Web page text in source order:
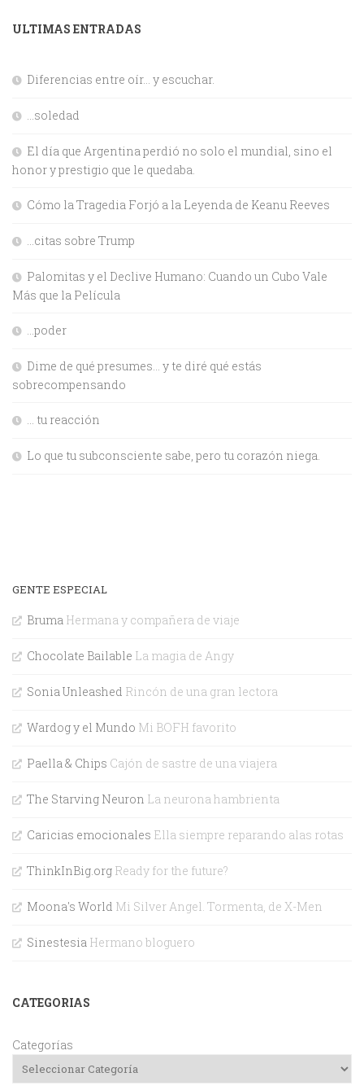
ULTIMAS ENTRADAS
Diferencias entre oír… y escuchar.
…soledad
El día que Argentina perdió no solo el mundial, sino el
honor y prestigio que le quedaba.
Cómo la Tragedia Forjó a la Leyenda de Keanu Reeves
…citas sobre Trump
Palomitas y el Declive Humano: Cuando un Cubo Vale
Más que la Película
…poder
Dime de qué presumes… y te diré qué estás
sobrecompensando
… tu reacción
Lo que tu subconsciente sabe, pero tu corazón niega.
GENTE ESPECIAL
Bruma Hermana y compañera de viaje
Chocolate Bailable La magia de Angy
Sonia Unleashed Rincón de una gran lectora
Wardog y el Mundo Mi BOFH favorito
Paella & Chips Cajón de sastre de una viajera
The Starving Neuron La neurona hambrienta
Caricias emocionales Ella siempre reparando alas rotas
ThinkInBig.org Ready for the future?
Moona's World Mi Silver Angel. Tormenta, de X-Men
Sinestesia Hermano bloguero
CATEGORIAS
Categorías